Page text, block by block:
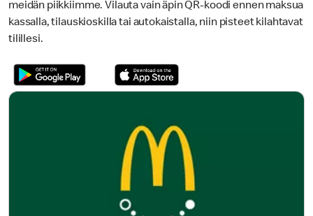
meidän piikkiimme. Vilauta vain äpin QR-koodi ennen maksua
kassalla, tilauskioskilla tai autokaistalla, niin pisteet kilahtavat
tilillesi.